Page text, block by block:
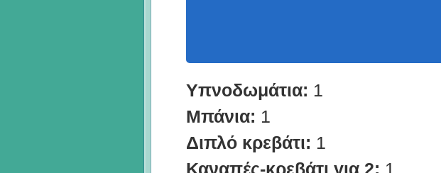
Υπνοδωμάτια: 1
Μπάνια: 1
Διπλό κρεβάτι: 1
Καναπές-κρεβάτι για 2: 1